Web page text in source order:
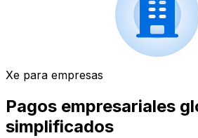
Xe para empresas
Pagos empresariales
simplificados